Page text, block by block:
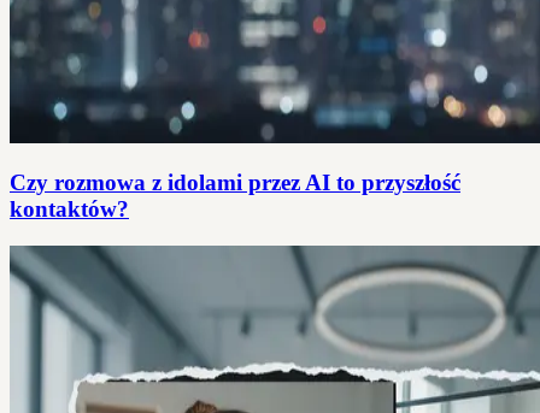
Czy rozmowa z idolami przez AI to przyszłość
kontaktów?